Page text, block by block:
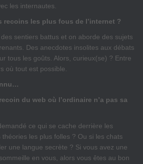
les internautes.
recoins les plus fous de l’internet ?
sentiers battus et on aborde des sujets
Des anecdotes insolites aux débats
tous les goûts. Alors, curieux(se) ? Entre
où tout est possible.
du web où l’ordinaire n’a pas sa
ce qui se cache derrière les
les plus folles ? Ou si les chats
une langue secrète ? Si vous avez une
en vous, alors vous êtes au bon